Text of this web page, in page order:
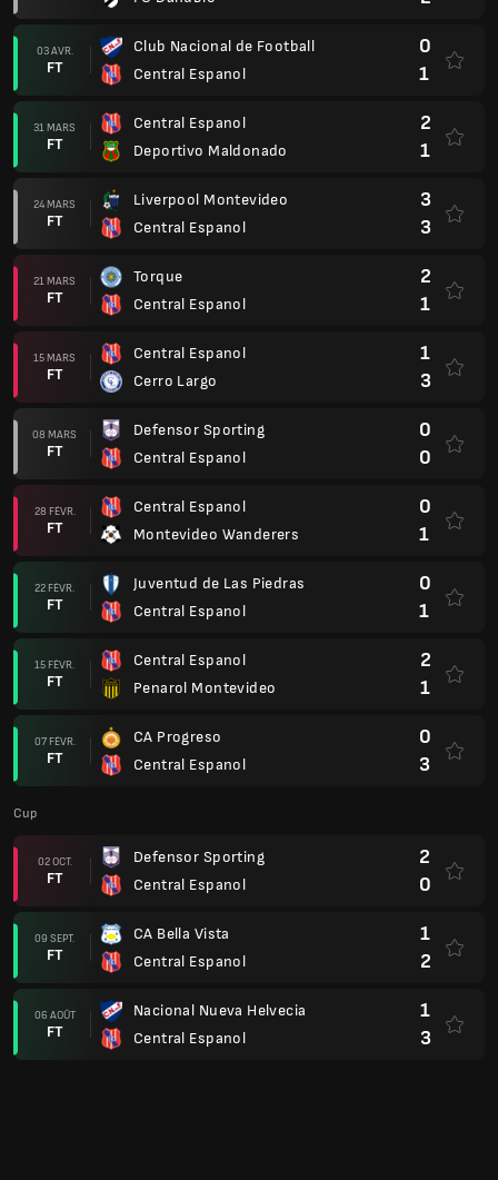
03 AVR.
FT
Club Nacional de Football
Central Espanol
0
1
31 MARS
FT
Central Espanol
Deportivo Maldonado
2
1
24 MARS
FT
Liverpool Montevideo
Central Espanol
3
3
21 MARS
FT
Torque
Central Espanol
2
1
15 MARS
FT
Central Espanol
Cerro Largo
1
3
08 MARS
FT
Defensor Sporting
Central Espanol
0
0
28 FÉVR.
FT
Central Espanol
Montevideo Wanderers
0
1
22 FÉVR.
FT
Juventud de Las Piedras
Central Espanol
0
1
15 FÉVR.
FT
Central Espanol
Penarol Montevideo
2
1
07 FÉVR.
FT
CA Progreso
Central Espanol
0
3
Cup
02 OCT.
FT
Defensor Sporting
Central Espanol
2
0
09 SEPT.
FT
CA Bella Vista
Central Espanol
1
2
06 AOÛT
FT
Nacional Nueva Helvecia
Central Espanol
1
3